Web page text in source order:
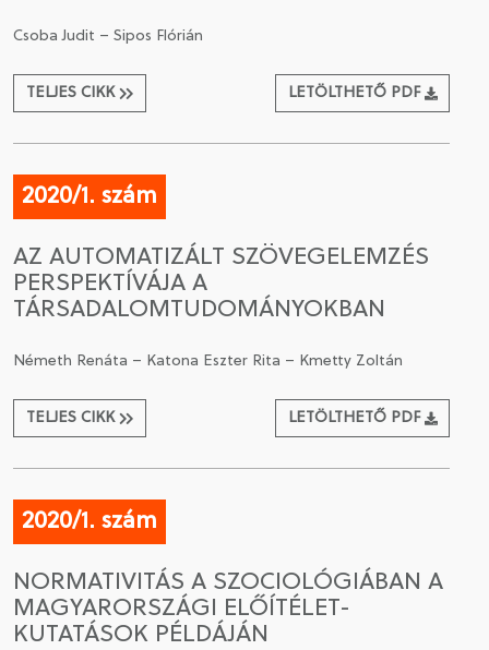
Csoba Judit – Sipos Flórián
TELJES CIKK LETÖLTHETŐ PDF
2020/1. szám
AZ AUTOMATIZÁLT SZÖVEGELEMZÉS
PERSPEKTÍVÁJA A
TÁRSADALOMTUDOMÁNYOKBAN
Németh Renáta – Katona Eszter Rita – Kmetty Zoltán
TELJES CIKK LETÖLTHETŐ PDF
2020/1. szám
NORMATIVITÁS A SZOCIOLÓGIÁBAN A
MAGYARORSZÁGI ELŐÍTÉLET-
KUTATÁSOK PÉLDÁJÁN